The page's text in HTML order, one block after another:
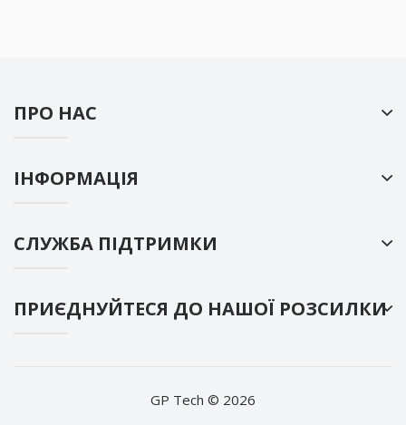
ПРО НАС
ІНФОРМАЦІЯ
СЛУЖБА ПІДТРИМКИ
ПРИЄДНУЙТЕСЯ ДО НАШОЇ РОЗСИЛКИ
GP Tech © 2026